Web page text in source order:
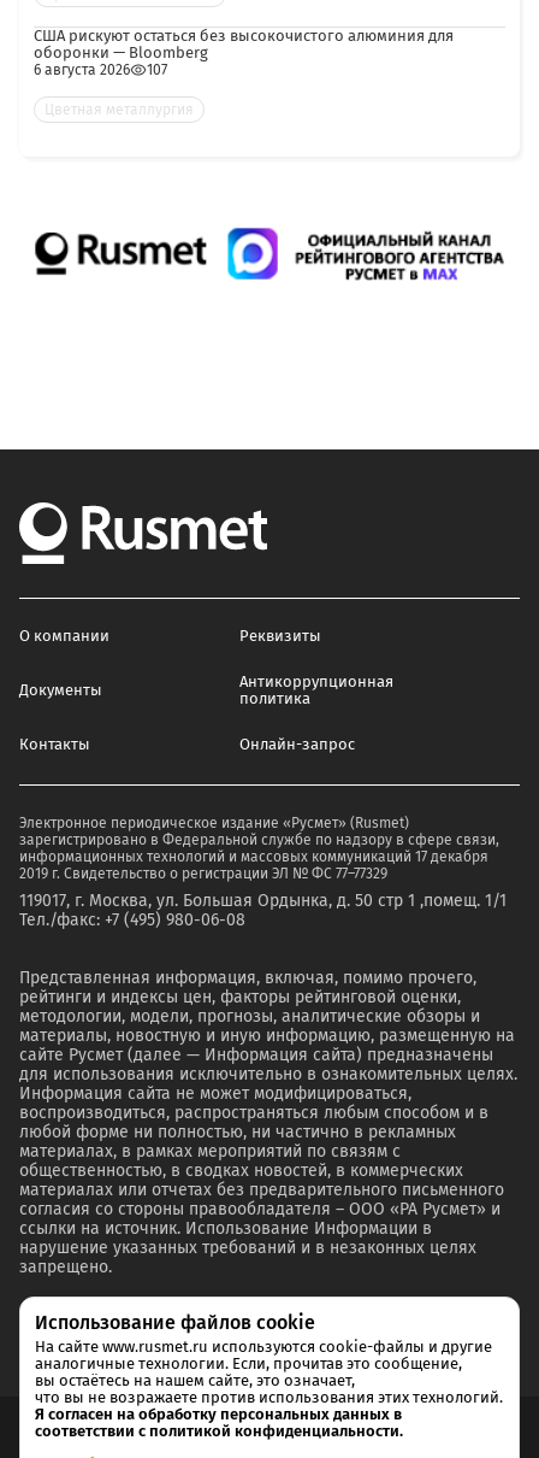
США рискуют остаться без высокочистого алюминия для
оборонки — Bloomberg
6 августа 2026 107
Цветная металлургия
О компании Реквизиты
Документы
Антикоррупционная
политика
Контакты Онлайн-запрос
Электронное периодическое издание «Русмет» (Rusmet)
зарегистрировано в Федеральной службе по надзору в сфере связи,
информационных технологий и массовых коммуникаций 17 декабря
2019 г. Свидетельство о регистрации ЭЛ № ФС 77–77329
119017, г. Москва, ул. Большая Ордынка, д. 50 стр 1 ,помещ. 1/1
Тел./факс: +7 (495) 980-06-08
Представленная информация, включая, помимо прочего,
рейтинги и индексы цен, факторы рейтинговой оценки,
методологии, модели, прогнозы, аналитические обзоры и
материалы, новостную и иную информацию, размещенную на
сайте Русмет (далее — Информация сайта) предназначены
для использования исключительно в ознакомительных целях.
Информация сайта не может модифицироваться,
воспроизводиться, распространяться любым способом и в
любой форме ни полностью, ни частично в рекламных
материалах, в рамках мероприятий по связям с
общественностью, в сводках новостей, в коммерческих
материалах или отчетах без предварительного письменного
согласия со стороны правообладателя – ООО «РА Русмет» и
ссылки на источник. Использование Информации в
нарушение указанных требований и в незаконных целях
запрещено.
Согласие на обработку и хранение персональных данных
Использование файлов cookie
На сайте www.rusmet.ru используются cookie-файлы и другие
аналогичные технологии. Если, прочитав это сообщение,
вы остаётесь на нашем сайте, это означает,
что вы не возражаете против использования этих технологий.
Я согласен на обработку персональных данных в
соответствии с политикой конфиденциальности.